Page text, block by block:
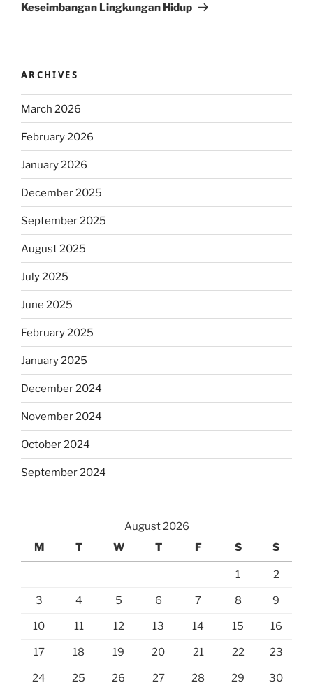
Keseimbangan Lingkungan Hidup
ARCHIVES
March 2026
February 2026
January 2026
December 2025
September 2025
August 2025
July 2025
June 2025
February 2025
January 2025
December 2024
November 2024
October 2024
September 2024
August 2026
M
T W T F S S
1 2
3 4 5 6 7 8 9
10 11 12 13 14 15 16
17 18 19 20 21 22 23
24 25 26 27 28 29 30